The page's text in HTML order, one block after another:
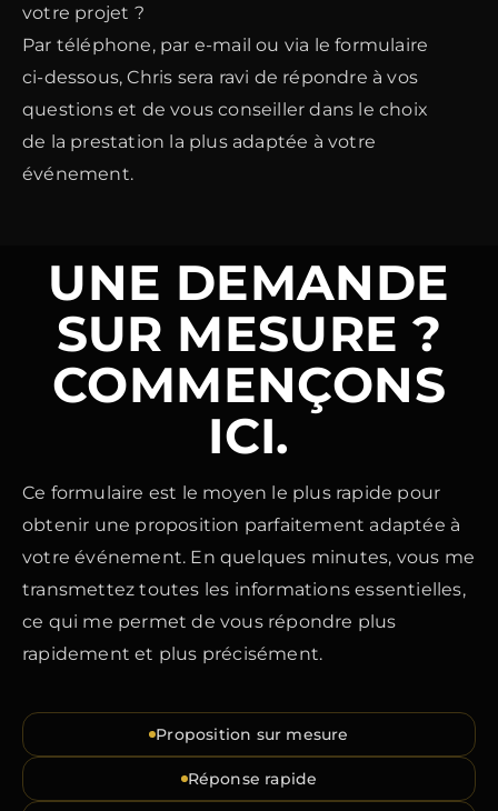
votre projet ?
Par téléphone, par e-mail ou via le formulaire
ci-dessous, Chris sera ravi de répondre à vos
questions et de vous conseiller dans le choix
de la prestation la plus adaptée à votre
événement.
UNE DEMANDE
SUR MESURE ?
COMMENÇONS
ICI.
Ce formulaire est le moyen le plus rapide pour
obtenir une proposition parfaitement adaptée à
votre événement. En quelques minutes, vous me
transmettez toutes les informations essentielles,
ce qui me permet de vous répondre plus
rapidement et plus précisément.
Proposition sur mesure
Réponse rapide